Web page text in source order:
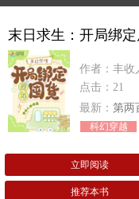
末日求生：开局绑
作者：丰收
点击：21
最新： 第两
科幻穿越
立即阅读
推荐本书